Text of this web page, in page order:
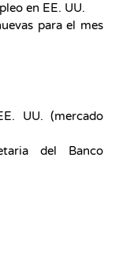
en EE. UU.
para el mes
UU. (mercado
del Banco